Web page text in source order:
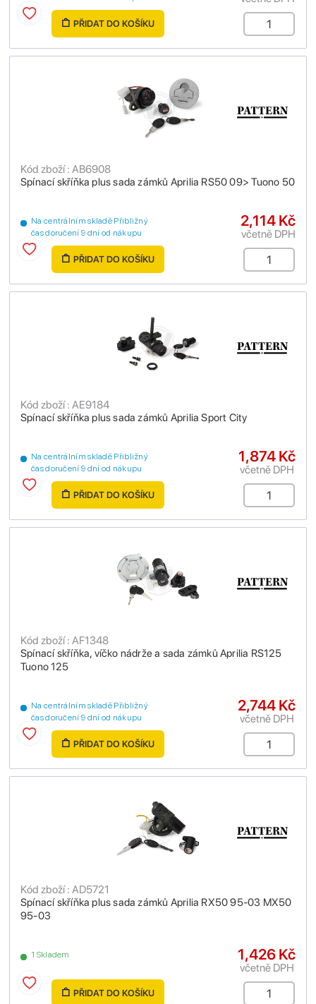
PŘIDAT DO KOŠÍKU
Spínací skříňka plus sada zámků Aprilia RS50 09> Tuono 50
Kód zboží : AB6908
Na centrálním skladě Přibližný
čas doručení 9 dní od nákupu
2,114 Kč
včetně DPH
PŘIDAT DO KOŠÍKU
Spínací skříňka plus sada zámků Aprilia Sport City
Kód zboží : AE9184
Na centrálním skladě Přibližný
čas doručení 9 dní od nákupu
1,874 Kč
včetně DPH
PŘIDAT DO KOŠÍKU
Spínací skříňka, víčko nádrže a sada zámků Aprilia RS125
Tuono 125
Kód zboží : AF1348
Na centrálním skladě Přibližný
čas doručení 9 dní od nákupu
2,744 Kč
včetně DPH
PŘIDAT DO KOŠÍKU
Spínací skříňka plus sada zámků Aprilia RX50 95-03 MX50
95-03
Kód zboží : AD5721
1 Skladem 1,426 Kč
včetně DPH
PŘIDAT DO KOŠÍKU